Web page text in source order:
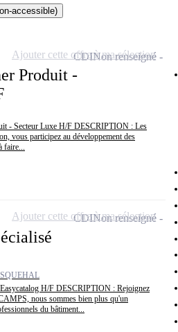
accessible)
Produit -
- Secteur Luxe H/F DESCRIPTION : Les
vous participez au développement des
faire...
CDINon renseigné
Ajouter cette offre à ma sélection
H/F DESCRIPTION : Rejoignez
nous sommes bien plus qu'un
du bâtiment...
CDINon renseigné
Ajouter cette offre à ma sélection